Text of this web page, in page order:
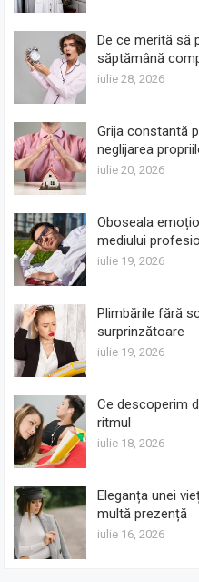
De ce merită să
săptămână
iulie 28, 2026
Grija constantă
neglijarea
iulie 20, 2026
Oboseala
mediului
iulie 19, 2026
Plimbările fără
surprinzătoare
iulie 19, 2026
Ce descoperim
ritmul
iulie 18, 2026
Eleganța unei
multă prezență
iulie 16, 2026